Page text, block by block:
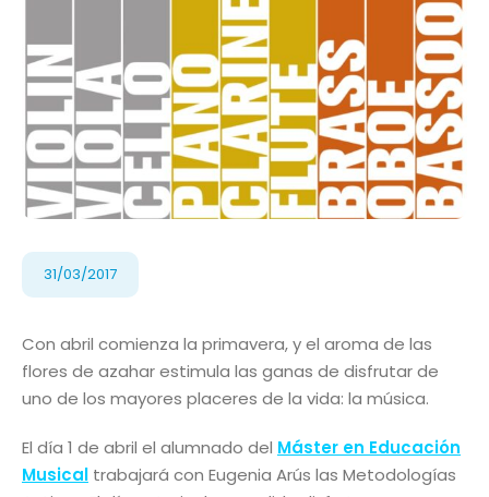
31/03/2017
Con abril comienza la primavera, y el aroma de las
flores de azahar estimula las ganas de disfrutar de
uno de los mayores placeres de la vida: la música.
El día 1 de abril el alumnado del Máster en Educación
Musical trabajará con Eugenia Arús las Metodologías